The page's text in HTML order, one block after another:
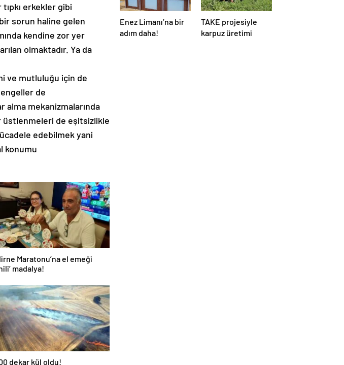
erkekler gibi
sorun haline gelen
kendine zor yer
olmaktadır. Ya da
ve mutluluğu için de
engeller de
alma mekanizmalarında
üstlenmeleri de eşitsizlikle
edebilmek yani
konumu
Maratonu’na el emeği
madalya!
dekar kül oldu!
Enez Limanı’na bir
adım daha!
TAKE projesiyle
karpuz üretimi